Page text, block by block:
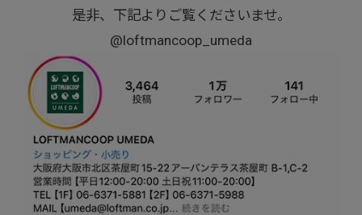
是非、下記よりご覧くださいませ。
@loftmancoop_umeda